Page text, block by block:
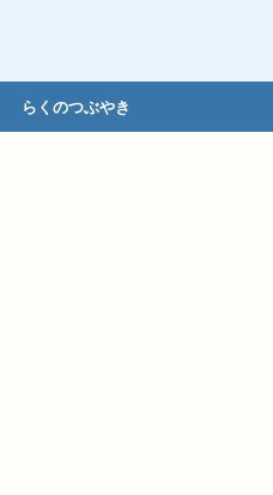
らくのつぶやき